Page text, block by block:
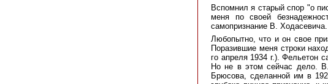
Вспомнил я старый спор "о
меня по своей
самопризнание В. Ходасевича.
Любопытно, что и он свое
Поразившие меня строки
го апреля 1934 г.). Фельетон
Но не в этом сейчас дело. В.
Брюсова, сделанной им в